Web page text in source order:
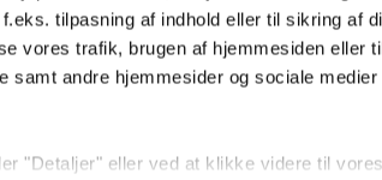
tilpasning af indhold eller til sikring af
vores trafik, brugen af hjemmesiden eller
samt andre hjemmesider og sociale medier
"Detaljer" eller ved at klikke videre til vores